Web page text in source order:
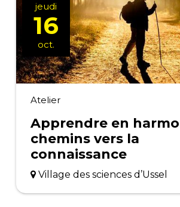
Atelier
Apprendre en
chemins vers la
connaissance
Village des sciences d’Ussel
jeudi
16
oct.